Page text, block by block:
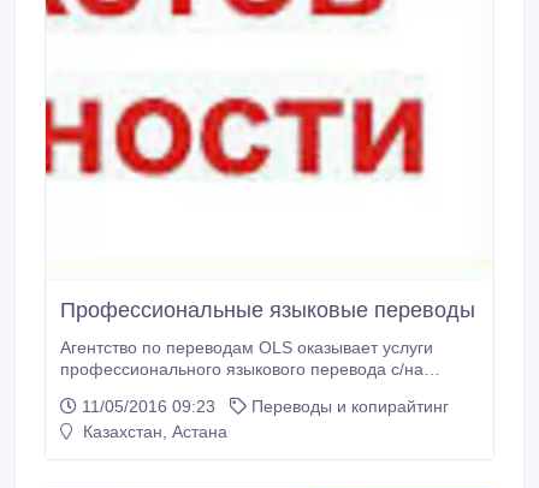
Профессиональные языковые переводы
Агентство по переводам OLS оказывает услуги
профессионального языкового перевода с/на
по Казахстану! Преимущества работы с нами:
ПРОФЕССИОНАЛИЗМ К работе привлекаются
11/05/2016 09:23
Переводы и копирайтинг
Казахстан, Астана